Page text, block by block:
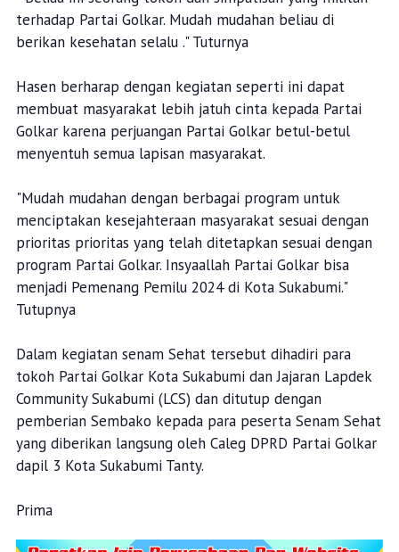
terhadap Partai Golkar. Mudah mudahan beliau di
berikan kesehatan selalu ." Tuturnya
Hasen berharap dengan kegiatan seperti ini dapat
membuat masyarakat lebih jatuh cinta kepada Partai
Golkar karena perjuangan Partai Golkar betul-betul
menyentuh semua lapisan masyarakat.
"Mudah mudahan dengan berbagai program untuk
menciptakan kesejahteraan masyarakat sesuai dengan
prioritas prioritas yang telah ditetapkan sesuai dengan
program Partai Golkar. Insyaallah Partai Golkar bisa
menjadi Pemenang Pemilu 2024 di Kota Sukabumi."
Tutupnya
Dalam kegiatan senam Sehat tersebut dihadiri para
tokoh Partai Golkar Kota Sukabumi dan Jajaran Lapdek
Community Sukabumi (LCS) dan ditutup dengan
pemberian Sembako kepada para peserta Senam Sehat
yang diberikan langsung oleh Caleg DPRD Partai Golkar
dapil 3 Kota Sukabumi Tanty.
Prima